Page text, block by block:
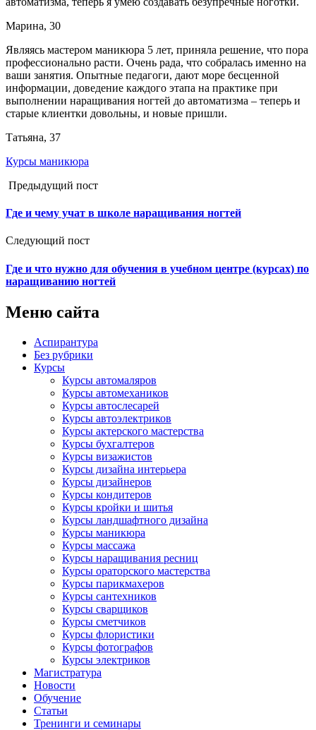
Марина, 30
Являясь мастером маникюра 5 лет, приняла решение, что пора
профессионально расти. Очень рада, что собралась именно на
ваши занятия. Опытные педагоги, дают море бесценной
информации, доведение каждого этапа на практике при
выполнении наращивания ногтей до автоматизма – теперь и
старые клиентки довольны, и новые пришли.
Татьяна, 37
Курсы маникюра
Предыдущий пост
Где и чему учат в школе наращивания ногтей
Следующий пост
Где и что нужно для обучения в учебном центре (курсах) по
наращиванию ногтей
Меню сайта
Аспирантура
Без рубрики
Курсы
Курсы автомаляров
Курсы автомехаников
Курсы автослесарей
Курсы автоэлектриков
Курсы актерского мастерства
Курсы бухгалтеров
Курсы визажистов
Курсы дизайна интерьера
Курсы дизайнеров
Курсы кондитеров
Курсы кройки и шитья
Курсы ландшафтного дизайна
Курсы маникюра
Курсы массажа
Курсы наращивания ресниц
Курсы ораторского мастерства
Курсы парикмахеров
Курсы сантехников
Курсы сварщиков
Курсы сметчиков
Курсы флористики
Курсы фотографов
Курсы электриков
Магистратура
Новости
Обучение
Статьи
Тренинги и семинары